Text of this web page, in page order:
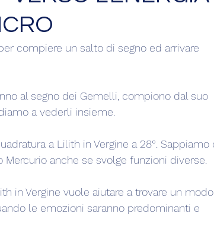
compiere un salto di segno ed arrivare
al segno dei Gemelli, compiono dal suo
a vederli insieme.
a Lilith in Vergine a 28°. Sappiamo
anche se svolge funzioni diverse.
in Vergine vuole aiutare a trovare un modo
le emozioni saranno predominanti e